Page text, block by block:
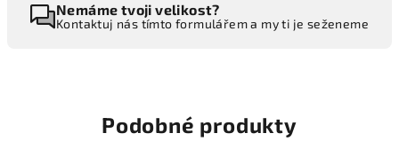
Nemáme tvoji velikost?
Kontaktuj nás tímto formulářem a my ti je seženeme
Podobné produkty